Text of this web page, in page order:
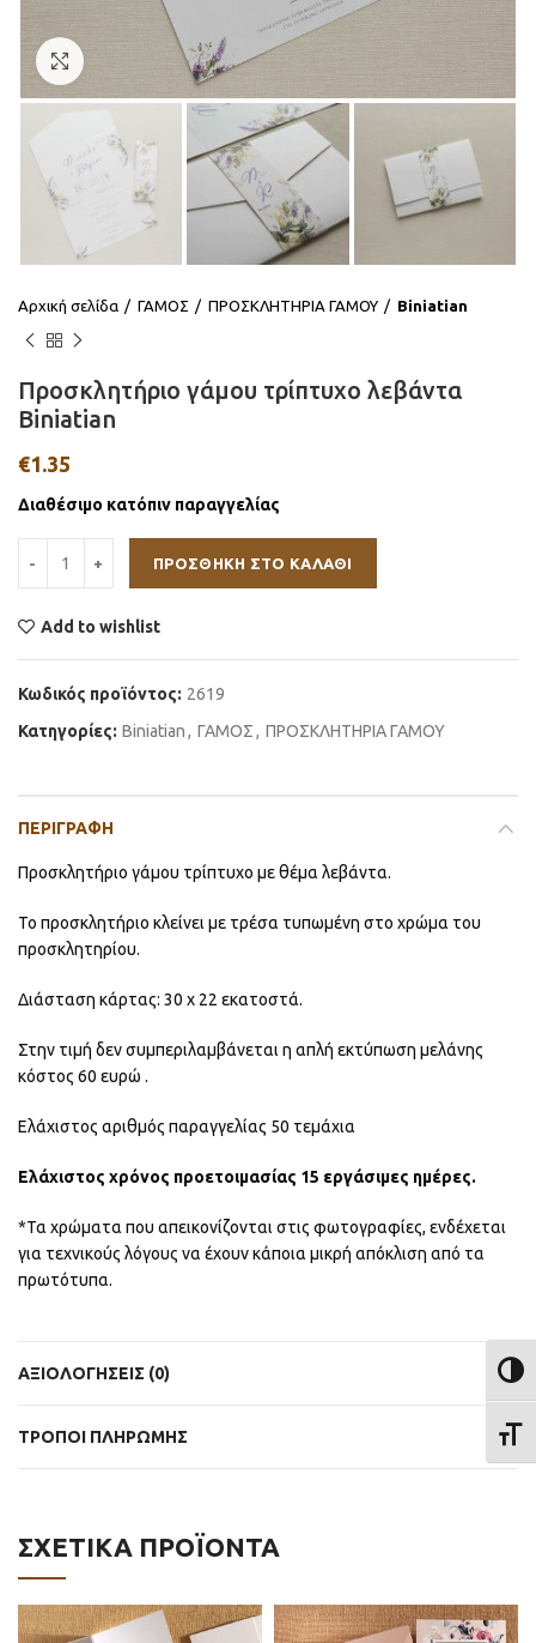
Click to enlarge
Αρχική σελίδα ΓΑΜΟΣ ΠΡΟΣΚΛΗΤΗΡΙΑ ΓΑΜΟΥ Biniatian
Προσκλητήριο γάμου τρίπτυχο λεβάντα
Biniatian
€1.35
Διαθέσιμο κατόπιν παραγγελίας
ΠΡΟΣΘΉΚΗ ΣΤΟ ΚΑΛΆΘΙ
Add to wishlist
Κωδικός προϊόντος: 2619
Κατηγορίες: Biniatian, ΓΑΜΟΣ, ΠΡΟΣΚΛΗΤΗΡΙΑ ΓΑΜΟΥ
ΠΕΡΙΓΡΑΦΉ
Προσκλητήριο γάμου τρίπτυχο με θέμα λεβάντα.
Το προσκλητήριο κλείνει με τρέσα τυπωμένη στο χρώμα του
προσκλητηρίου.
Διάσταση κάρτας: 30 x 22 εκατοστά.
Στην τιμή δεν συμπεριλαμβάνεται η απλή εκτύπωση μελάνης
κόστος 60 ευρώ .
Ελάχιστος αριθμός παραγγελίας 50 τεμάχια
Ελάχιστος χρόνος προετοιμασίας 15 εργάσιμες ημέρες.
*Τα χρώματα που απεικονίζονται στις φωτογραφίες, ενδέχεται
για τεχνικούς λόγους να έχουν κάποια μικρή απόκλιση από τα
πρωτότυπα.
ΑΞΙΟΛΟΓΉΣΕΙΣ (0)
ΤΡΟΠΟΙ ΠΛΗΡΩΜΗΣ
ΣΧΕΤΙΚΆ ΠΡΟΪΌΝΤΑ